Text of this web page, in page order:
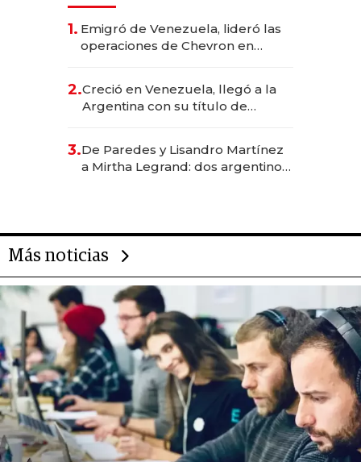
1. Emigró de Venezuela, lideró las
operaciones de Chevron en
2.Creció en Venezuela, llegó a la
Argentina con su título de
las marcas "fast premium"
3.De Paredes y Lisandro Martínez
a Mirtha Legrand: dos argentinos
Más noticias